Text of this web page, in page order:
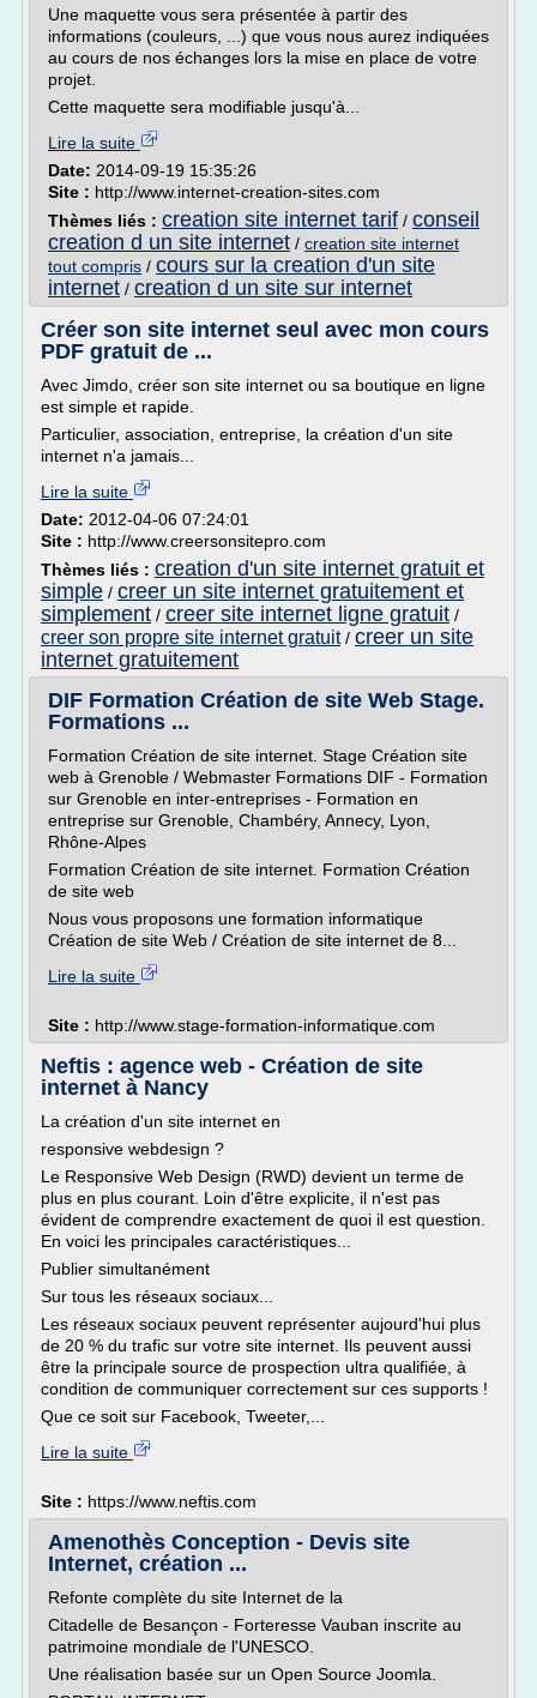
Une maquette vous sera présentée à partir des
informations (couleurs, ...) que vous nous aurez indiquées
au cours de nos échanges lors la mise en place de votre
projet.
Cette maquette sera modifiable jusqu'à...
Lire la suite
Date: 2014-09-19 15:35:26
Site : http://www.internet-creation-sites.com
Thèmes liés : creation site internet tarif / conseil
creation d un site internet / creation site internet
tout compris / cours sur la creation d'un site
internet / creation d un site sur internet
Créer son site internet seul avec mon cours
PDF gratuit de ...
Avec Jimdo, créer son site internet ou sa boutique en ligne
est simple et rapide.
Particulier, association, entreprise, la création d'un site
internet n'a jamais...
Lire la suite
Date: 2012-04-06 07:24:01
Site : http://www.creersonsitepro.com
Thèmes liés : creation d'un site internet gratuit et
simple / creer un site internet gratuitement et
simplement / creer site internet ligne gratuit /
creer son propre site internet gratuit/ creer un site
internet gratuitement
DIF Formation Création de site Web Stage.
Formations ...
Formation Création de site internet. Stage Création site
web à Grenoble / Webmaster Formations DIF - Formation
sur Grenoble en inter-entreprises - Formation en
entreprise sur Grenoble, Chambéry, Annecy, Lyon,
Rhône-Alpes
Formation Création de site internet. Formation Création
de site web
Nous vous proposons une formation informatique
Création de site Web / Création de site internet de 8...
Lire la suite
Site : http://www.stage-formation-informatique.com
Neftis : agence web - Création de site
internet à Nancy
La création d'un site internet en
responsive webdesign ?
Le Responsive Web Design (RWD) devient un terme de
plus en plus courant. Loin d'être explicite, il n'est pas
évident de comprendre exactement de quoi il est question.
En voici les principales caractéristiques...
Publier simultanément
Sur tous les réseaux sociaux...
Les réseaux sociaux peuvent représenter aujourd'hui plus
de 20 % du trafic sur votre site internet. Ils peuvent aussi
être la principale source de prospection ultra qualifiée, à
condition de communiquer correctement sur ces supports !
Que ce soit sur Facebook, Tweeter,...
Lire la suite
Site : https://www.neftis.com
Amenothès Conception - Devis site
Internet, création ...
Refonte complète du site Internet de la
Citadelle de Besançon - Forteresse Vauban inscrite au
patrimoine mondiale de l'UNESCO.
Une réalisation basée sur un Open Source Joomla.